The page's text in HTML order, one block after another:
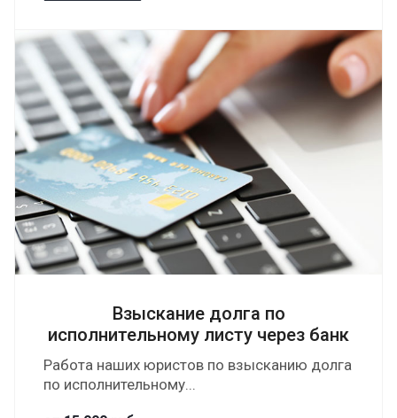
Взыскание долга по
исполнительному листу через банк
Работа наших юристов по взысканию долга
по исполнительному...